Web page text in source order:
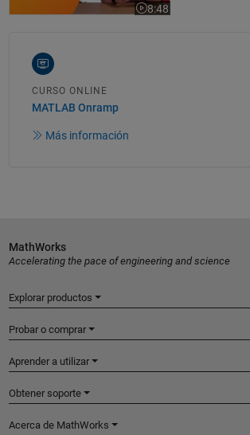
8:48
Duración del vídeo 8:48
CURSO ONLINE
MATLAB Onramp
Más información
MathWorks
Accelerating the pace of engineering and science
Explorar productos
Probar o comprar
Aprender a utilizar
Obtener soporte
Acerca de MathWorks